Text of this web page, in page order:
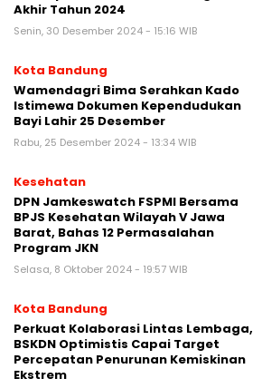
Akhir Tahun 2024
Senin, 30 Desember 2024 - 15:16 WIB
Kota Bandung
Wamendagri Bima Serahkan Kado
Istimewa Dokumen Kependudukan
Bayi Lahir 25 Desember
Rabu, 25 Desember 2024 - 13:34 WIB
Kesehatan
DPN Jamkeswatch FSPMI Bersama
BPJS Kesehatan Wilayah V Jawa
Barat, Bahas 12 Permasalahan
Program JKN
Selasa, 8 Oktober 2024 - 19:57 WIB
Kota Bandung
Perkuat Kolaborasi Lintas Lembaga,
BSKDN Optimistis Capai Target
Percepatan Penurunan Kemiskinan
Ekstrem